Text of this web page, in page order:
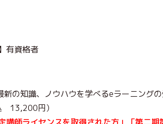
有資格者
の知識、ノウハウを学べるeラーニング
13,200円）